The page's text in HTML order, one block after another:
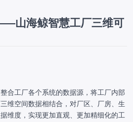
山海鲸智慧工厂三维可
合工厂各个系统的数据源，将工厂内部
维空间数据相结合，对厂区、厂房、生
维度，实现更加直观、更加精细化的工